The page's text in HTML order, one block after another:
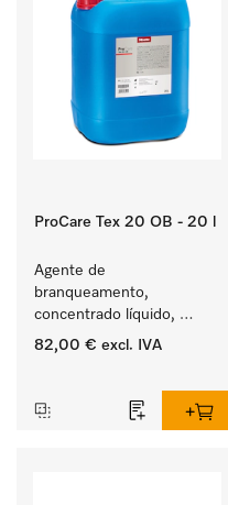
ProCare Tex 20 OB - 20 l
Agente de
branqueamento,
concentrado líquido,
ácido, 20 l para a
82,00 € excl. IVA